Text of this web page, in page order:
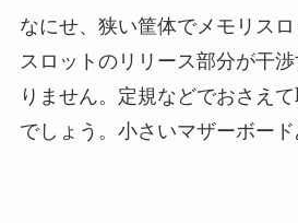
なにせ、狭い筐体でメモリス
スロットのリリース部分が干
りません。定規などでおさえ
でしょう。小さいマザーボード